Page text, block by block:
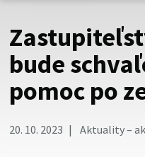
Táto stránka je
Buďte pozorní a vždy sa
cez zabezpečenú webovú
bude
pomoc po
20. 10. 2023 Aktuality –